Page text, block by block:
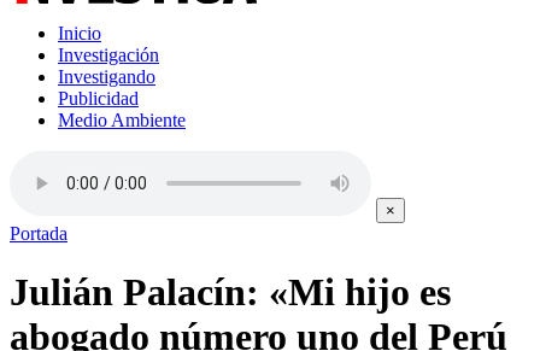
Inicio
Investigación
Investigando
Publicidad
Medio Ambiente
×
Portada
Julián Palacín: «Mi hijo es
abogado número uno del Perú